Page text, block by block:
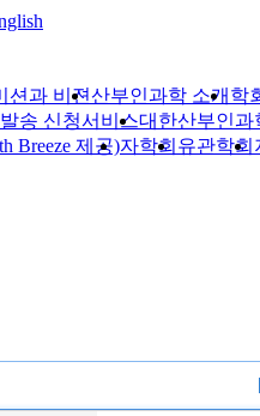
션과 비젼산부인과학 소개 학
송 신청서비스대한산부인과
Breeze 제공)자학회 유관학회